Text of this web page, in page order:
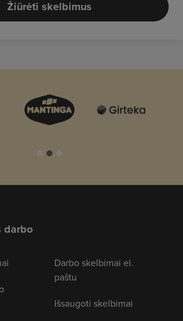
Žiūrėti skelbimus
darbo
Darbo skelbimai el.
paštu
Išsaugoti skelbimai